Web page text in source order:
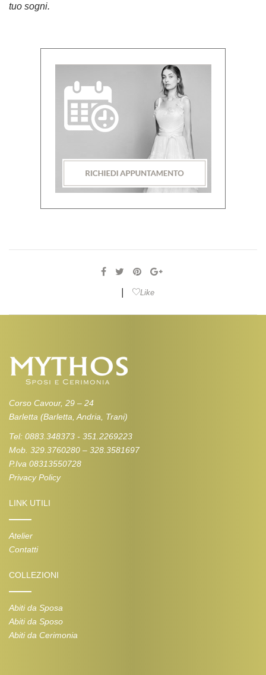
tuo sogni.
Like
Corso Cavour, 29 – 24
Barletta (Barletta, Andria, Trani)
Tel: 0883.348373 - 351.2269223
Mob. 329.3760280 – 328.3581697
P.Iva 08313550728
Privacy Policy
LINK UTILI
Atelier
Contatti
COLLEZIONI
Abiti da Sposa
Abiti da Sposo
Abiti da Cerimonia